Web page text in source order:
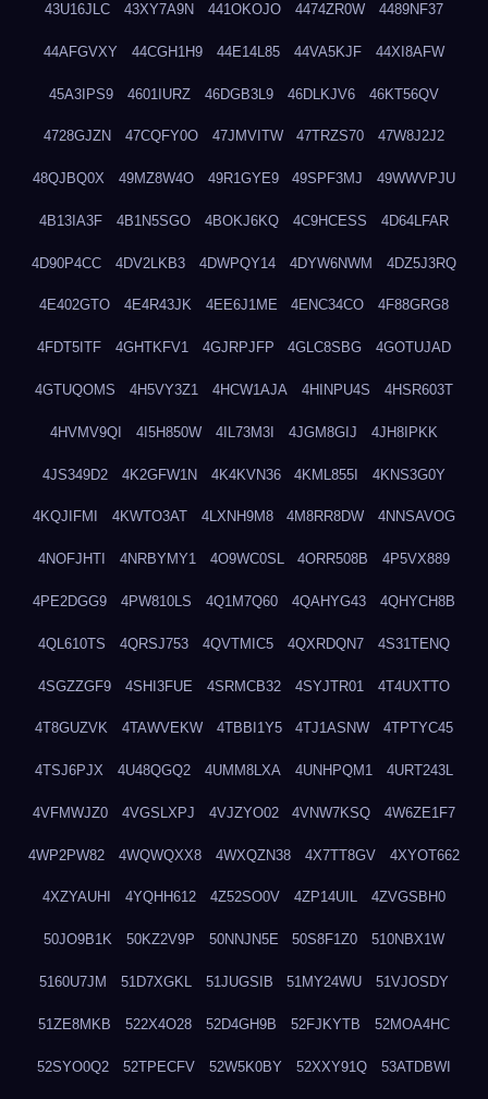
43U16JLC 43XY7A9N 441OKOJO 4474ZR0W 4489NF37
44AFGVXY 44CGH1H9 44E14L85 44VA5KJF 44XI8AFW
45A3IPS9 4601IURZ 46DGB3L9 46DLKJV6 46KT56QV
4728GJZN 47CQFY0O 47JMVITW 47TRZS70 47W8J2J2
48QJBQ0X 49MZ8W4O 49R1GYE9 49SPF3MJ 49WWVPJU
4B13IA3F 4B1N5SGO 4BOKJ6KQ 4C9HCESS 4D64LFAR
4D90P4CC 4DV2LKB3 4DWPQY14 4DYW6NWM 4DZ5J3RQ
4E402GTO 4E4R43JK 4EE6J1ME 4ENC34CO 4F88GRG8
4FDT5ITF 4GHTKFV1 4GJRPJFP 4GLC8SBG 4GOTUJAD
4GTUQOMS 4H5VY3Z1 4HCW1AJA 4HINPU4S 4HSR603T
4HVMV9QI 4I5H850W 4IL73M3I 4JGM8GIJ 4JH8IPKK
4JS349D2 4K2GFW1N 4K4KVN36 4KML855I 4KNS3G0Y
4KQJIFMI 4KWTO3AT 4LXNH9M8 4M8RR8DW 4NNSAVOG
4NOFJHTI 4NRBYMY1 4O9WC0SL 4ORR508B 4P5VX889
4PE2DGG9 4PW810LS 4Q1M7Q60 4QAHYG43 4QHYCH8B
4QL610TS 4QRSJ753 4QVTMIC5 4QXRDQN7 4S31TENQ
4SGZZGF9 4SHI3FUE 4SRMCB32 4SYJTR01 4T4UXTTO
4T8GUZVK 4TAWVEKW 4TBBI1Y5 4TJ1ASNW 4TPTYC45
4TSJ6PJX 4U48QGQ2 4UMM8LXA 4UNHPQM1 4URT243L
4VFMWJZ0 4VGSLXPJ 4VJZYO02 4VNW7KSQ 4W6ZE1F7
4WP2PW82 4WQWQXX8 4WXQZN38 4X7TT8GV 4XYOT662
4XZYAUHI 4YQHH612 4Z52SO0V 4ZP14UIL 4ZVGSBH0
50JO9B1K 50KZ2V9P 50NNJN5E 50S8F1Z0 510NBX1W
5160U7JM 51D7XGKL 51JUGSIB 51MY24WU 51VJOSDY
51ZE8MKB 522X4O28 52D4GH9B 52FJKYTB 52MOA4HC
52SYO0Q2 52TPECFV 52W5K0BY 52XXY91Q 53ATDBWI